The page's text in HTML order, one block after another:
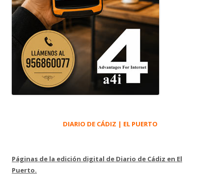
DIARIO DE CÁDIZ | EL PUERTO
Páginas de la edición digital de Diario de Cádiz en El
Puerto.